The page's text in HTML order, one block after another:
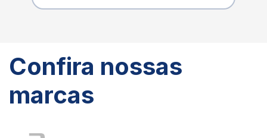
Confira nossas
marcas